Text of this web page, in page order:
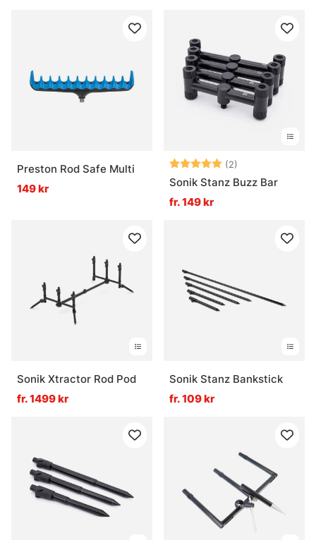
Preston Rod Safe Multi
149 kr
Betyg: (2)
Sonik Stanz Buzz Bar
fr. 149 kr
Sonik Xtractor Rod Pod
fr. 1499 kr
Sonik Stanz Bankstick
fr. 109 kr